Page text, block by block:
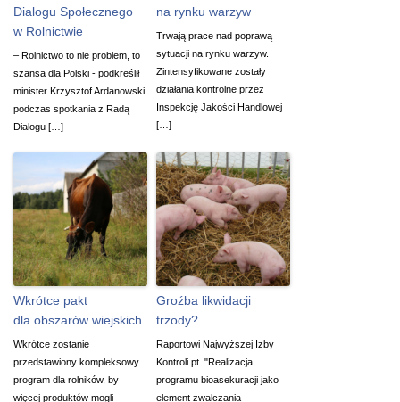
Dialogu Społecznego
w Rolnictwie
– Rolnictwo to nie problem, to
szansa dla Polski - podkreślił
minister Krzysztof Ardanowski
podczas spotkania z Radą
Dialogu […]
na rynku warzyw
Trwają prace nad poprawą
sytuacji na rynku warzyw.
Zintensyfikowane zostały
działania kontrolne przez
Inspekcję Jakości Handlowej
[…]
Wkrótce pakt
dla obszarów wiejskich
Wkrótce zostanie
przedstawiony kompleksowy
program dla rolników, by
więcej produktów mogli
Groźba likwidacji
trzody?
Raportowi Najwyższej Izby
Kontroli pt. "Realizacja
programu bioasekuracji jako
element zwalczania